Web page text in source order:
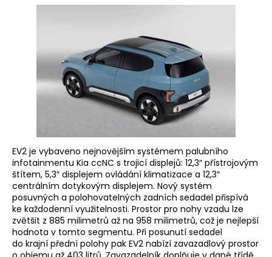
EV2 je vybaveno nejnovějším systémem palubního
infotainmentu Kia ccNC s trojicí displejů: 12,3″ přístrojovým
štítem, 5,3″ displejem ovládání klimatizace a 12,3″
centrálním dotykovým displejem. Nový systém
posuvných a polohovatelných zadních sedadel přispívá
ke každodenní využitelnosti. Prostor pro nohy vzadu lze
zvětšit z 885 milimetrů až na 958 milimetrů, což je nejlepší
hodnota v tomto segmentu. Při posunutí sedadel
do krajní přední polohy pak EV2 nabízí zavazadlový prostor